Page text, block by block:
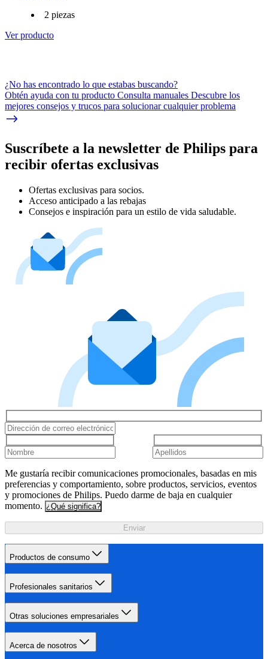
2 piezas
Ver producto
¿No has encontrado lo que estabas buscando?
Obtén ayuda con tu producto Consulta manuales Descubre los
mejores consejos y trucos para solucionar cualquier problema
Suscríbete a la newsletter de Philips para
recibir ofertas exclusivas
Ofertas exclusivas para socios.
Acceso anticipado a las rebajas
Consejos e inspiración para un estilo de vida saludable.
Me gustaría recibir comunicaciones promocionales, basadas en mis
preferencias y comportamiento, sobre productos, servicios, eventos
y promociones de Philips. Puedo darme de baja en cualquier
momento. ¿Qué significa?
Enviar
Productos de consumo
Profesionales sanitarios
Otras soluciones empresariales
Acerca de nosotros